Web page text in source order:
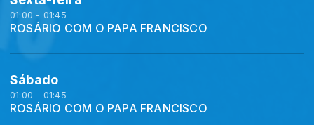
01:00 - 01:45
ROSÁRIO COM O PAPA FRANCISCO
Sábado
01:00 - 01:45
ROSÁRIO COM O PAPA FRANCISCO